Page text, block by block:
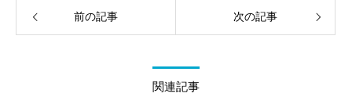
前の記事 次の記事
関連記事